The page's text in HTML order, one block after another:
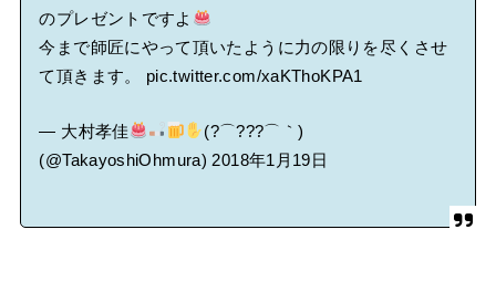
のプレゼントですよ
今まで師匠にやって頂いたように力の限りを尽くさせ
て頂きます。 pic.twitter.com/xaKThoKPA1
— 大村孝佳
(?⌒???⌒｀)
(@TakayoshiOhmura) 2018年1月19日